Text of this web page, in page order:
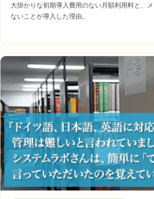
大掛かりな初期導入費用のない月額利用料と、
ないことが導入した理由。